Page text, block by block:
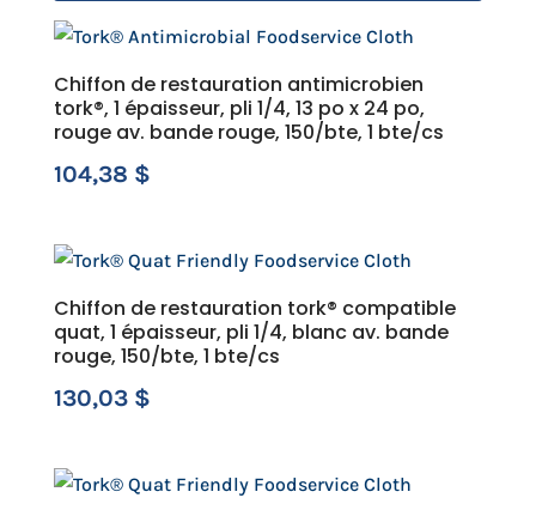
Chiffon de restauration antimicrobien
tork®, 1 épaisseur, pli 1/4, 13 po x 24 po,
rouge av. bande rouge, 150/bte, 1 bte/cs
104,38 $
Chiffon de restauration tork® compatible
quat, 1 épaisseur, pli 1/4, blanc av. bande
rouge, 150/bte, 1 bte/cs
130,03 $